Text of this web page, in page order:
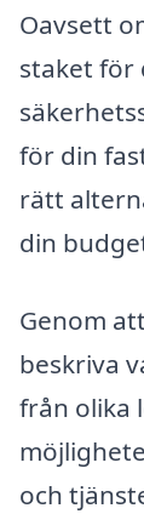
Oavsett
staket för
för din
rätt
din
Genom
beskriva
från olika
och